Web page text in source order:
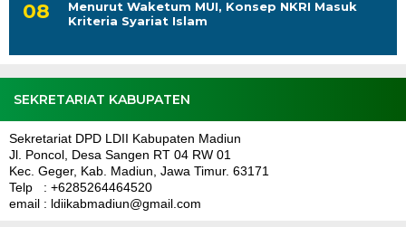
Menurut Waketum MUI, Konsep NKRI Masuk
Kriteria Syariat Islam
SEKRETARIAT KABUPATEN
Sekretariat DPD LDII Kabupaten Madiun
Jl. Poncol, Desa Sangen RT 04 RW 01
Kec. Geger, Kab. Madiun, Jawa Timur. 63171
Telp : +6285264464520
email : ldiikabmadiun@gmail.com